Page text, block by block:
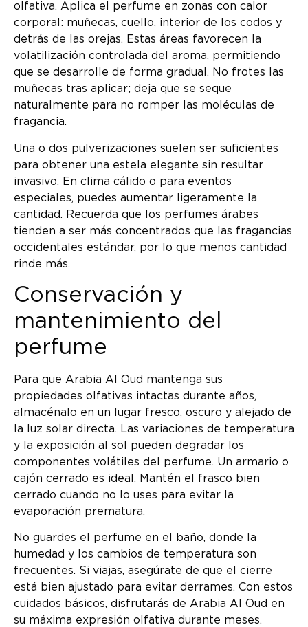
olfativa. Aplica el perfume en zonas con calor
corporal: muñecas, cuello, interior de los codos y
detrás de las orejas. Estas áreas favorecen la
volatilización controlada del aroma, permitiendo
que se desarrolle de forma gradual. No frotes las
muñecas tras aplicar; deja que se seque
naturalmente para no romper las moléculas de
fragancia.
Una o dos pulverizaciones suelen ser suficientes
para obtener una estela elegante sin resultar
invasivo. En clima cálido o para eventos
especiales, puedes aumentar ligeramente la
cantidad. Recuerda que los perfumes árabes
tienden a ser más concentrados que las fragancias
occidentales estándar, por lo que menos cantidad
rinde más.
Conservación y
mantenimiento del
perfume
Para que Arabia Al Oud mantenga sus
propiedades olfativas intactas durante años,
almacénalo en un lugar fresco, oscuro y alejado de
la luz solar directa. Las variaciones de temperatura
y la exposición al sol pueden degradar los
componentes volátiles del perfume. Un armario o
cajón cerrado es ideal. Mantén el frasco bien
cerrado cuando no lo uses para evitar la
evaporación prematura.
No guardes el perfume en el baño, donde la
humedad y los cambios de temperatura son
frecuentes. Si viajas, asegúrate de que el cierre
está bien ajustado para evitar derrames. Con estos
cuidados básicos, disfrutarás de Arabia Al Oud en
su máxima expresión olfativa durante meses.